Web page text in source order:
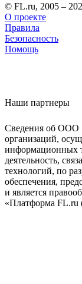
© FL.ru, 2005 –
О проекте
Правила
Безопасность
Помощь
Наши партнеры
Сведения об ООО
организаций,
информационных
деятельность,
технологий, по
обеспечения,
и является
«Платформа FL.ru